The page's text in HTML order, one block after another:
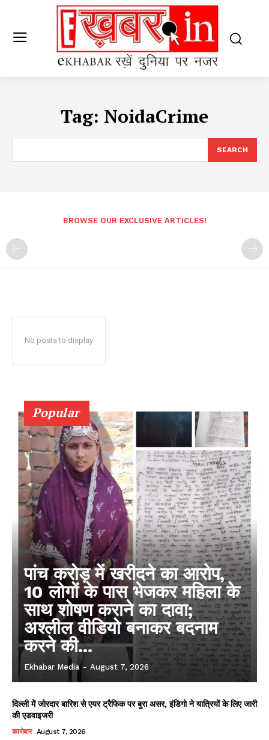
Tag: NoidaCrime
SEARCH
BROWSE OUR EXCLUSIVE ARTICLES!
No posts to display
Popular
पांच करोड़ में खरीदने का आरोप,
10 लोगों के पास भेजकर महिला के
साथ शोषण कराने का दावा;
अश्लील वीडियो बनाकर बदनाम
करने की...
Ekhabar Media - August 7, 2026
दिल्ली में जोरदार बारिश से एयर ट्रैफिक पर बुरा असर, इंडिगो ने यात्रियों के लिए जारी
की एडवाइजरी
कारोबार August 7, 2026